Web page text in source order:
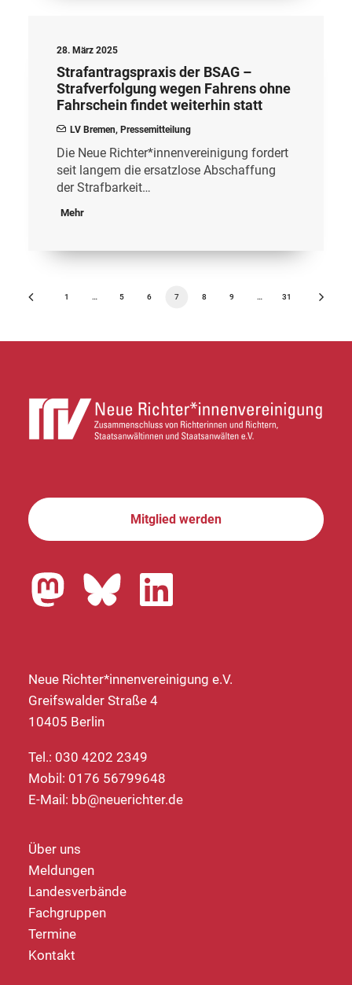
28. März 2025
Strafantragspraxis der BSAG –
Strafverfolgung wegen Fahrens ohne
Fahrschein findet weiterhin statt
LV Bremen, Pressemitteilung
Die Neue Richter*innenvereinigung fordert
seit langem die ersatzlose Abschaffung
der Strafbarkeit…
Mehr
1 … 5 6 7 8 9 … 31
Mitglied werden
Neue Richter*innenvereinigung e.V.
Greifswalder Straße 4
10405 Berlin
Tel.: 030 4202 2349
Mobil: 0176 56799648
E-Mail: bb@neuerichter.de
Über uns
Meldungen
Landesverbände
Fachgruppen
Termine
Kontakt